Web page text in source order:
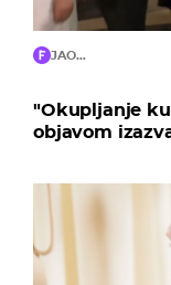
JAO…
"Okupljanje
objavom